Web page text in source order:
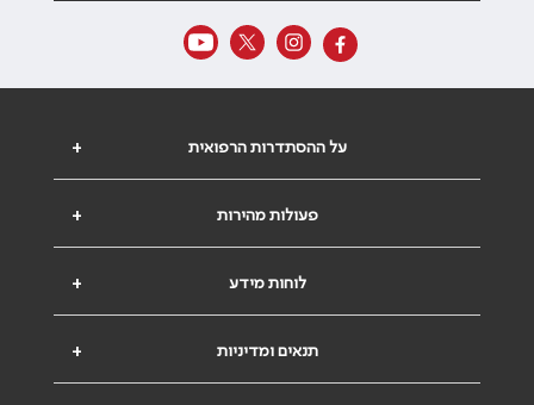
+ על ההסתדרות הרפואית
+ פעולות מהירות
+ לוחות מידע
+ תנאים ומדיניות